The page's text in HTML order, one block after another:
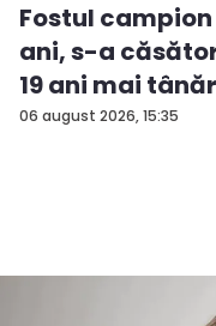
06 august 2026, 15:35
Fostul campion
ani, s-a
19 ani mai